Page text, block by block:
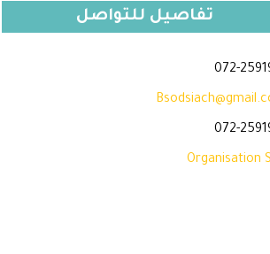
تفاصيل للتواصل
072-
072-
Organisation